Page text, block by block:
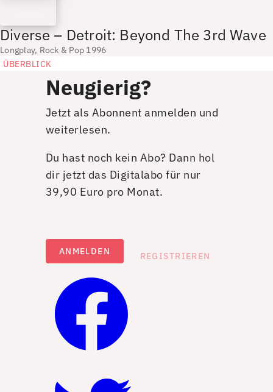
Diverse – Detroit: Beyond The 3rd Wave
Longplay, Rock & Pop 1996
ÜBERBLICK
Neugierig?
Jetzt als Abonnent anmelden und
weiterlesen.
Du hast noch kein Abo? Dann hol
dir jetzt das Digitalabo für nur
39,90 Euro pro Monat.
ANMELDEN REGISTRIEREN